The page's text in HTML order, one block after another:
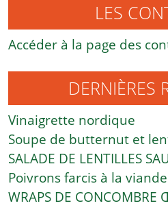
LES
Accéder à la page des
DERNIÈRES
Vinaigrette nordique
Soupe de butternut et
SALADE DE LENTILLES
Poivrons farcis à la viande
WRAPS DE CONCOMBRE